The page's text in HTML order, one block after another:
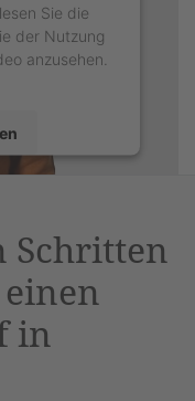
Sie die
der Nutzung
anzusehen.
eRecht24
Schritten
in